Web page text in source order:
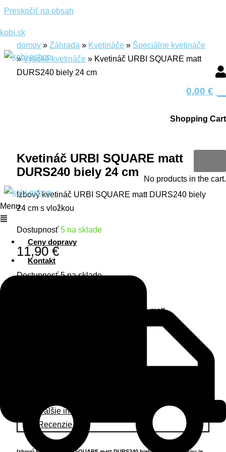
Preskočiť na obsah
kobi.sk
0,00 €
Shopping Cart
No products in the cart.
Menu
Ceny dopravy
Kontakt
domov »Záhrada » Kvetináče » Špeciálne kvetináče
»Vysoké kvetináče » Kvetináč URBI SQUARE matt
DURS240 biely 24 cm
Kvetináč URBI SQUARE matt
DURS240 biely 24 cm
Izbový kvetináč URBI SQUARE matt DURS240 biely
24 cm s vložkou
Dostupnosť 5 na sklade
11,90€
Dostupnosť 5 na sklade
množstvo Kvetináč URBI SQUARE matt
Ďalšie informácie
Recenzie (0)